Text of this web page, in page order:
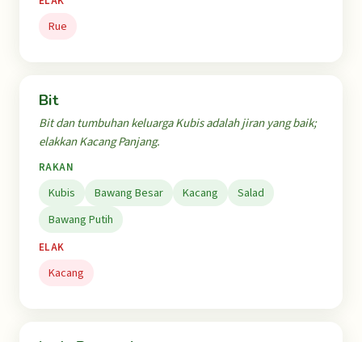
Rue
Bit
Bit dan tumbuhan keluarga Kubis adalah jiran yang baik;
elakkan Kacang Panjang.
RAKAN
Kubis Bawang Besar Kacang
Salad
Bawang Putih
ELAK
Kacang